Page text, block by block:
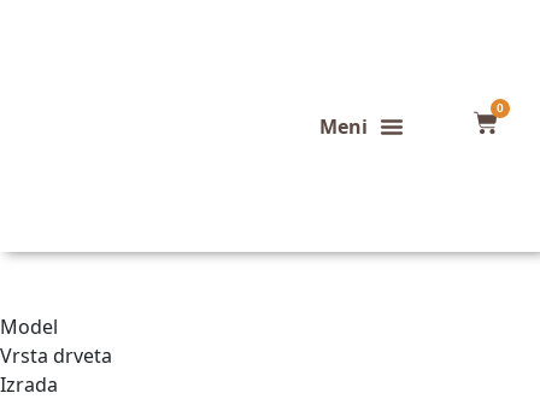
0
Model
Vrsta drveta
Izrada